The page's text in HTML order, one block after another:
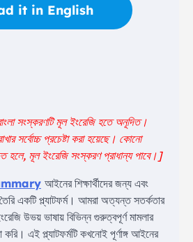
it in English
সংস্করণটি মূল ইংরেজি হতে অনূদিত।
সর্বোচ্চ প্রচেষ্টা করা হয়েছে। কোনো
হলে, মূল ইংরেজি সংস্করণ প্রাধান্য পাবে। ]
আইনের শিক্ষার্থীদের জন্য এবং
তৈরি একটি প্ল্যাটফর্ম। আমরা অত্যন্ত সতর্কতার
উভয় ভাষায় বিভিন্ন গুরুত্বপূর্ণ মামলার
করি। এই প্ল্যাটফর্মটি কখনোই পূর্ণাঙ্গ আইনের